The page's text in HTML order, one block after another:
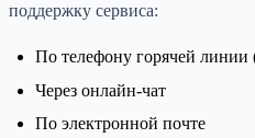
поддержку сервиса:
По телефону горячей
Через онлайн-чат
По электронной почте